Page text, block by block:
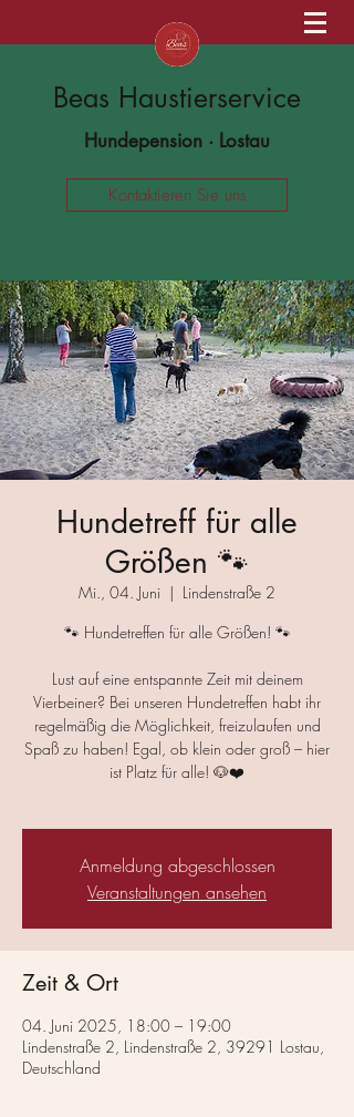
Beas Haustierservice
Hundepension · Lostau
Kontaktieren Sie uns
Hundetreff für alle
Größen 🐾
Mi., 04. Juni
  |
Lindenstraße 2
🐾 Hundetreffen für alle Größen! 🐾
Lust auf eine entspannte Zeit mit deinem
Vierbeiner? Bei unseren Hundetreffen habt ihr
regelmäßig die Möglichkeit, freizulaufen und
Spaß zu haben! Egal, ob klein oder groß – hier
ist Platz für alle! 🐶❤️
Anmeldung abgeschlossen
Veranstaltungen ansehen
Zeit & Ort
04. Juni 2025, 18:00 – 19:00
Lindenstraße 2, Lindenstraße 2, 39291 Lostau,
Deutschland